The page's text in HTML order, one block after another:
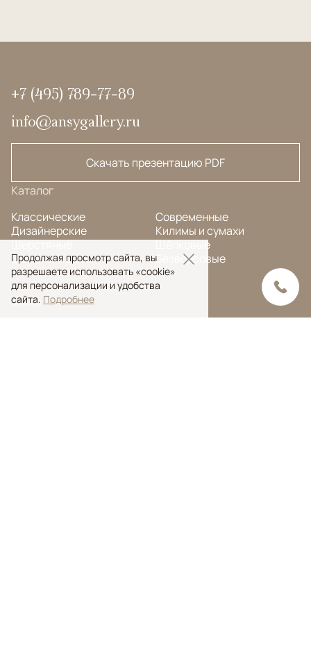
+7 (495) 789-77-89
info@ansygallery.ru
Скачать презентацию PDF
Каталог
Классические
Дизайнерские
Шерстяные
Шерсть и шёлк
Современные
Килимы и сумахи
Шёлковые
Безворсовые
Меню
Продолжая просмотр сайта, вы
разрешаете использовать «cookie»
для персонализации и удобства
сайта. Подробнее